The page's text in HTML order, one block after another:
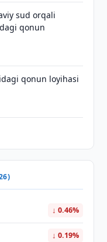
sud orqali
qonun
qonun loyihasi
↓ 0.46%
↓ 0.19%